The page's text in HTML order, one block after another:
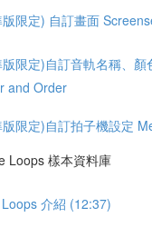
限定) 自訂畫面
限定)自訂音軌名稱、顏
and Order
限定)自訂拍子機設定
Loops 樣本資料庫
介紹 (12:37)